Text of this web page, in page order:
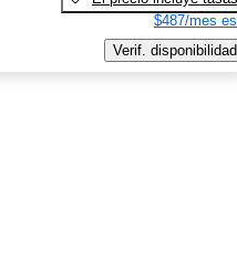
$487/mes
Verif. disponibilidad